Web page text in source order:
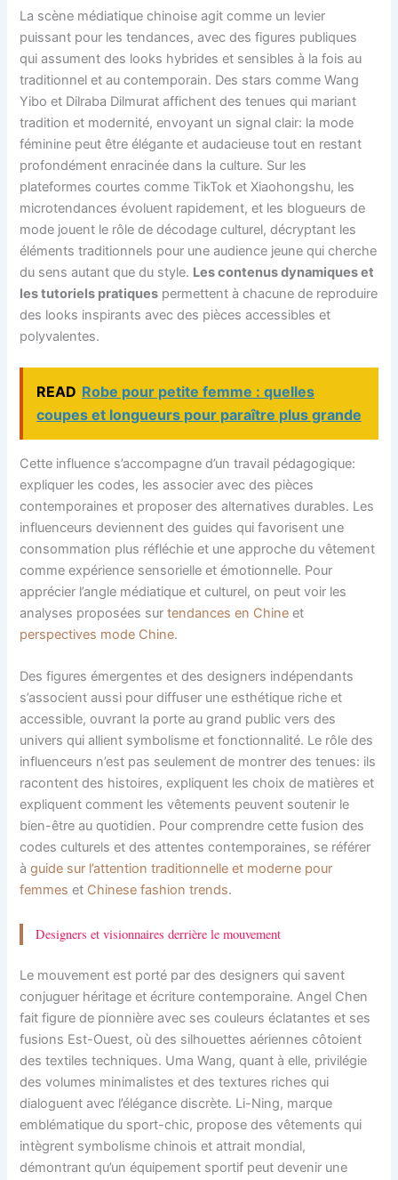
La scène médiatique chinoise agit comme un levier
puissant pour les tendances, avec des figures publiques
qui assument des looks hybrides et sensibles à la fois au
traditionnel et au contemporain. Des stars comme Wang
Yibo et Dilraba Dilmurat affichent des tenues qui mariant
tradition et modernité, envoyant un signal clair: la mode
féminine peut être élégante et audacieuse tout en restant
profondément enracinée dans la culture. Sur les
plateformes courtes comme TikTok et Xiaohongshu, les
microtendances évoluent rapidement, et les blogueurs de
mode jouent le rôle de décodage culturel, décryptant les
éléments traditionnels pour une audience jeune qui cherche
du sens autant que du style. Les contenus dynamiques et
les tutoriels pratiques permettent à chacune de reproduire
des looks inspirants avec des pièces accessibles et
polyvalentes.
READ Robe pour petite femme : quelles
coupes et longueurs pour paraître plus grande
Cette influence s’accompagne d’un travail pédagogique:
expliquer les codes, les associer avec des pièces
contemporaines et proposer des alternatives durables. Les
influenceurs deviennent des guides qui favorisent une
consommation plus réfléchie et une approche du vêtement
comme expérience sensorielle et émotionnelle. Pour
apprécier l’angle médiatique et culturel, on peut voir les
analyses proposées surtendances en Chine et
perspectives mode Chine.
Des figures émergentes et des designers indépendants
s’associent aussi pour diffuser une esthétique riche et
accessible, ouvrant la porte au grand public vers des
univers qui allient symbolisme et fonctionnalité. Le rôle des
influenceurs n’est pas seulement de montrer des tenues: ils
racontent des histoires, expliquent les choix de matières et
expliquent comment les vêtements peuvent soutenir le
bien-être au quotidien. Pour comprendre cette fusion des
codes culturels et des attentes contemporaines, se référer
àguide sur l’attention traditionnelle et moderne pour
femmes et Chinese fashion trends.
Designers et visionnaires derrière le mouvement
Le mouvement est porté par des designers qui savent
conjuguer héritage et écriture contemporaine. Angel Chen
fait figure de pionnière avec ses couleurs éclatantes et ses
fusions Est-Ouest, où des silhouettes aériennes côtoient
des textiles techniques. Uma Wang, quant à elle, privilégie
des volumes minimalistes et des textures riches qui
dialoguent avec l’élégance discrète. Li-Ning, marque
emblématique du sport-chic, propose des vêtements qui
intègrent symbolisme chinois et attrait mondial,
démontrant qu’un équipement sportif peut devenir une